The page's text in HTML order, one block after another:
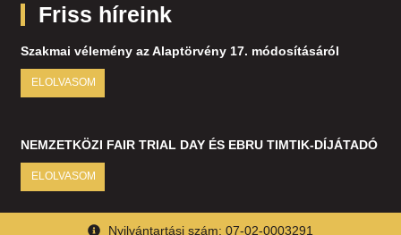
Friss híreink
Szakmai vélemény az Alaptörvény 17. módosításáról
ELOLVASOM
NEMZETKÖZI FAIR TRIAL DAY ÉS EBRU TIMTIK-DÍJÁTADÓ
ELOLVASOM
Nyilvántartási szám: 07-02-0003291